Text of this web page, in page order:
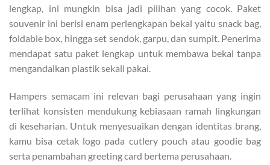
lengkap, ini mungkin bisa jadi pilihan yang cocok. Paket
souvenir ini berisi enam perlengkapan bekal yaitu snack bag,
foldable box, hingga set sendok, garpu, dan sumpit. Penerima
mendapat satu paket lengkap untuk membawa bekal tanpa
mengandalkan plastik sekali pakai.
Hampers semacam ini relevan bagi perusahaan yang ingin
terlihat konsisten mendukung kebiasaan ramah lingkungan
di keseharian. Untuk menyesuaikan dengan identitas brang,
kamu bisa cetak logo pada cutlery pouch atau goodie bag
serta penambahan greeting card bertema perusahaan.